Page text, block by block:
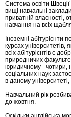
Система освіти Швеції
вищі навчальні
приватній власності,
навчання на всіх
Іноземні абітурієнти
курсах університетів,
всіх абітурієнтів є
природничих
юридичному - чотири,
соціальних наук
в даному університеті,
Навчальний рік
до жовтня.
Оскільки англійська